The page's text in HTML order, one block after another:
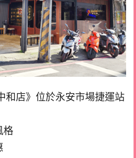
和店》位於永安市場捷運站
格